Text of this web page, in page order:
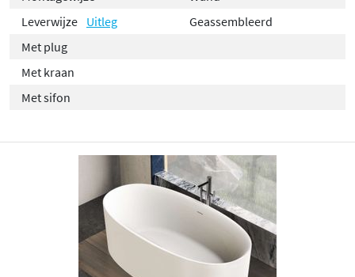
Leverwijze Uitleg
Geassembleerd
Met plug
Met kraan
Met sifon